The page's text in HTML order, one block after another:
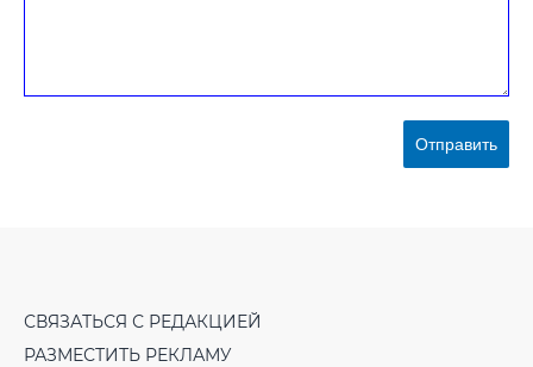
Отправить
СВЯЗАТЬСЯ С РЕДАКЦИЕЙ
РАЗМЕСТИТЬ РЕКЛАМУ